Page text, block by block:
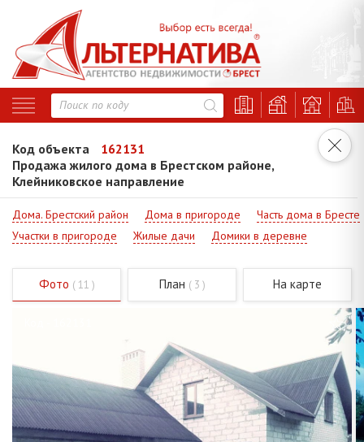
Код объекта
162131
Продажа жилого дома в Брестском районе,
Клейниковское направление
Дома. Брестский район Дома в пригороде
Часть дома в Бресте
Участки в пригороде
Жилые дачи Домики в деревне
Фото ( 11 ) План ( 3 ) На карте